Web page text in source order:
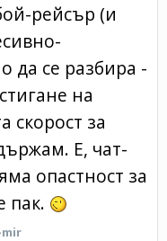
рейсър (и
да се разбира -
на
скорост за
Е, чат-
опастност за
пак.
mir